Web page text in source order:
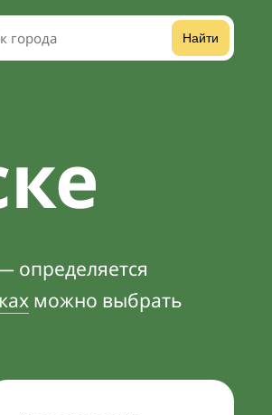
Найти
определяется
можно выбрать